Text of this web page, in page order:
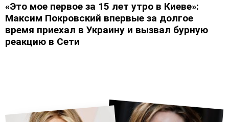
«Это мое первое за 15 лет утро в Киеве»:
Максим Покровский впервые за долгое
время приехал в Украину и вызвал бурную
реакцию в Сети